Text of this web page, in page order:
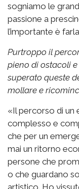
sogniamo le
passione a
l’importante è
Purtroppo il
pieno di ostacoli
superato queste
mollare e
«Il percorso di un
complesso e
che per un
mai un ritorno
persone che
o che guardano
artistico. Ho